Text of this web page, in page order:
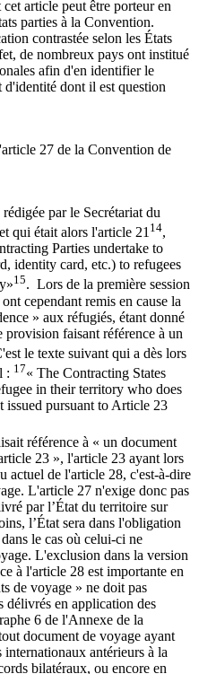
article peut être porteur en
parties à la Convention.
contrastée selon les États
de nombreux pays ont institué
afin d'en identifier le
dont il est question
27 de la Convention de
par le Secrétariat du
qui était alors l'article 21 14,
Parties undertake to
identity card, etc.) to refugees
15. Lors de la première session
cependant remis en cause la
» aux réfugiés, étant donné
faisant référence à un
le texte suivant qui a dès lors
: 17« The Contracting States
in their territory who does
issued pursuant to Article 23
référence à « un document
23 », l'article 23 ayant lors
actuel de l'article 28, c'est-à-dire
L'article 27 n'exige donc pas
par l’État du territoire sur
l’État sera dans l'obligation
le cas où celui-ci ne
L'exclusion dans la version
à l'article 28 est importante en
de voyage » ne doit pas
délivrés en application des
6 de l'Annexe de la
document de voyage ayant
antérieurs à la
bilatéraux, ou encore en